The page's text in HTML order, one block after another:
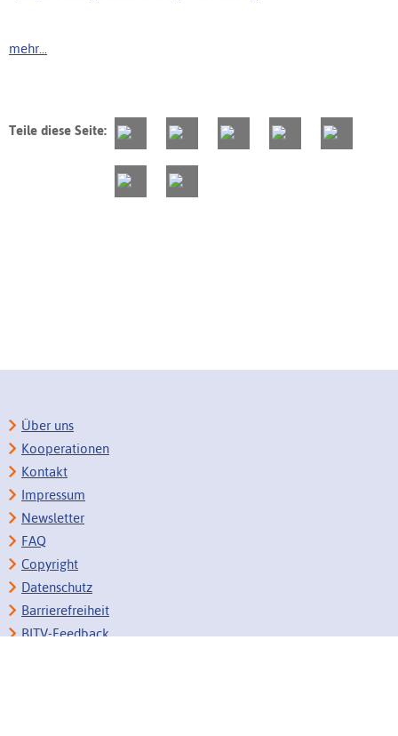
mehr...
Teile diese Seite:
Über uns
Kooperationen
Kontakt
Impressum
Newsletter
FAQ
Copyright
Datenschutz
Barrierefreiheit
BITV-Feedback